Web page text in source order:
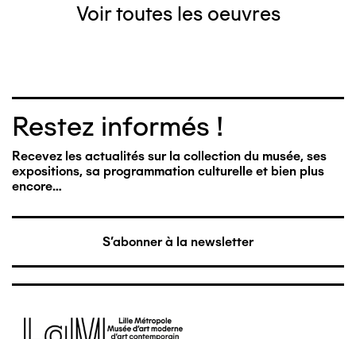
Voir toutes les oeuvres
Restez informés !
Recevez les actualités sur la collection du musée, ses
expositions, sa programmation culturelle et bien plus
encore…
S'abonner à la newsletter
Image